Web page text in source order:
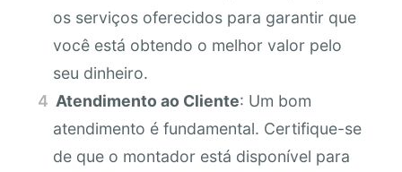
os serviços oferecidos para garantir que
você está obtendo o melhor valor pelo
seu dinheiro.
Atendimento ao Cliente: Um bom
atendimento é fundamental. Certifique-se
de que o montador está disponível para